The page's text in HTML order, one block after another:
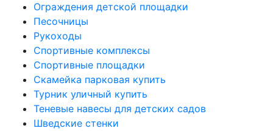
Ограждения детской площадки
Песочницы
Рукоходы
Спортивные комплексы
Спортивные площадки
Скамейка парковая купить
Турник уличный купить
Теневые навесы для детских садов
Шведские стенки